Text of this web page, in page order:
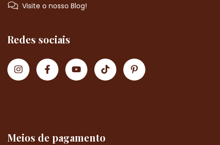
Visite o nosso Blog!
Redes sociais
Meios de pagamento